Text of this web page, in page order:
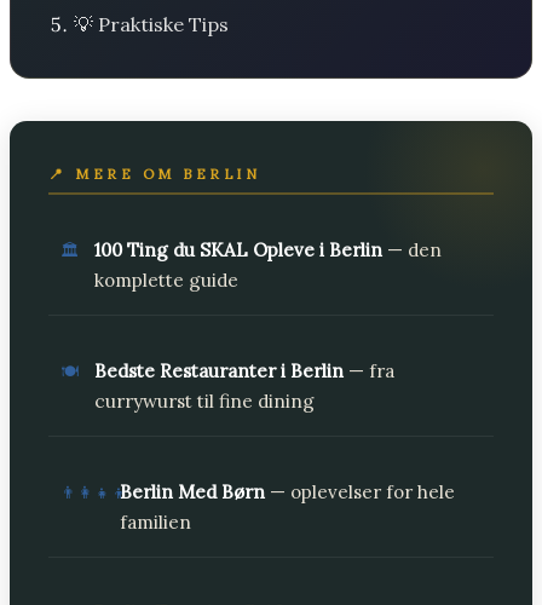
💡 Praktiske Tips
📍 MERE OM BERLIN
🏛️ 100 Ting du SKAL Opleve i Berlin — den
komplette guide
🍽️ Bedste Restauranter i Berlin — fra
currywurst til fine dining
👨‍👩‍👧‍👦Berlin Med Børn — oplevelser for hele
familien